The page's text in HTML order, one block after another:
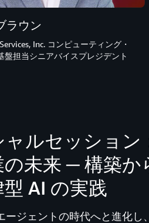
ラウン
Inc. ​コンピューティング・
盤担当シニアバイスプレジデント​
ャルセッション
の未来 ─ 構築
AI の実践
ージェントの時代へと進化し